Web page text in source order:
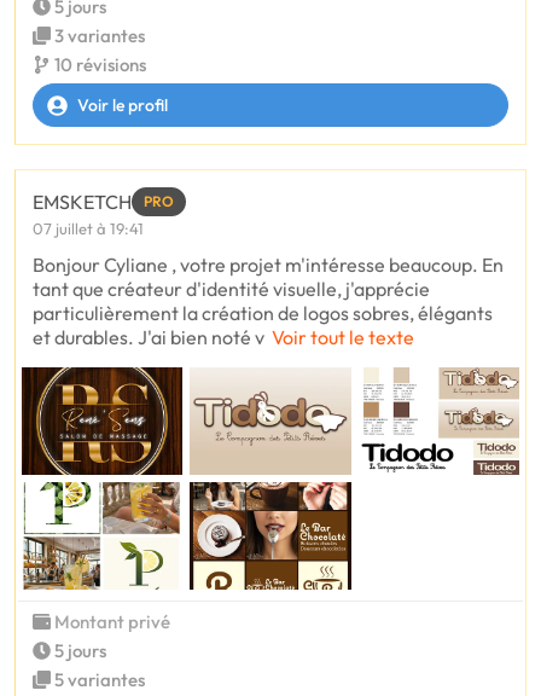
5 jours
3 variantes
10 révisions
Voir le profil
EMSKETCH PRO
07 juillet à 19:41
Bonjour Cyliane , votre projet m'intéresse beaucoup. En
tant que créateur d'identité visuelle, j'apprécie
particulièrement la création de logos sobres, élégants
et durables. J'ai bien noté v Voir tout le texte
Montant privé
5 jours
5 variantes